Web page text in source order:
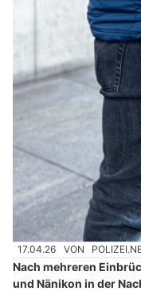
17.04.26 VON
Nach mehreren
und Nänikon in der